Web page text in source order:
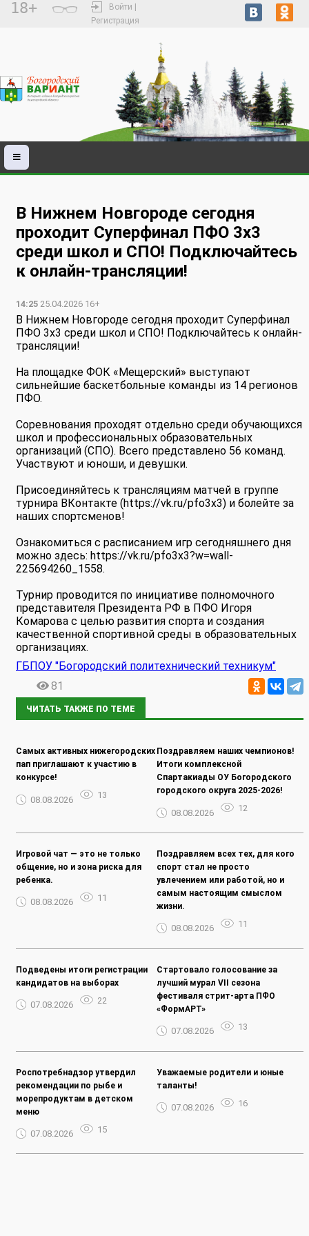
18+
Войти |
Регистрация
В Нижнем Новгороде сегодня
проходит Суперфинал ПФО 3х3
среди школ и СПО! Подключайтесь
к онлайн-трансляции!
14:25 25.04.2026 16+
В Нижнем Новгороде сегодня проходит Суперфинал
ПФО 3х3 среди школ и СПО! Подключайтесь к онлайн-
трансляции!
На площадке ФОК «Мещерский» выступают
сильнейшие баскетбольные команды из 14 регионов
ПФО.
Соревнования проходят отдельно среди обучающихся
школ и профессиональных образовательных
организаций (СПО). Всего представлено 56 команд.
Участвуют и юноши, и девушки.
Присоединяйтесь к трансляциям матчей в группе
турнира ВКонтакте (https://vk.ru/pfo3x3) и болейте за
наших спортсменов!
Ознакомиться с расписанием игр сегодняшнего дня
можно здесь: https://vk.ru/pfo3x3?w=wall-
225694260_1558.
Турнир проводится по инициативе полномочного
представителя Президента РФ в ПФО Игоря
Комарова с целью развития спорта и создания
качественной спортивной среды в образовательных
организациях.
ГБПОУ "Богородский политехнический техникум"
81
ЧИТАТЬ ТАКЖЕ ПО ТЕМЕ
Самых активных нижегородских
пап приглашают к участию в
конкурсе!
08.08.2026 13
Поздравляем наших чемпионов!
Итоги комплексной
Спартакиады ОУ Богородского
городского округа 2025-2026!
08.08.2026 12
Игровой чат — это не только
общение, но и зона риска для
ребенка.
08.08.2026 11
Поздравляем всех тех, для кого
спорт стал не просто
увлечением или работой, но и
самым настоящим смыслом
жизни.
08.08.2026 11
Подведены итоги регистрации
кандидатов на выборах
07.08.2026 22
Стартовало голосование за
лучший мурал VII сезона
фестиваля стрит-арта ПФО
«ФормАРТ»
07.08.2026 13
Роспотребнадзор утвердил
рекомендации по рыбе и
морепродуктам в детском
меню
07.08.2026 15
Уважаемые родители и юные
таланты!
07.08.2026 16